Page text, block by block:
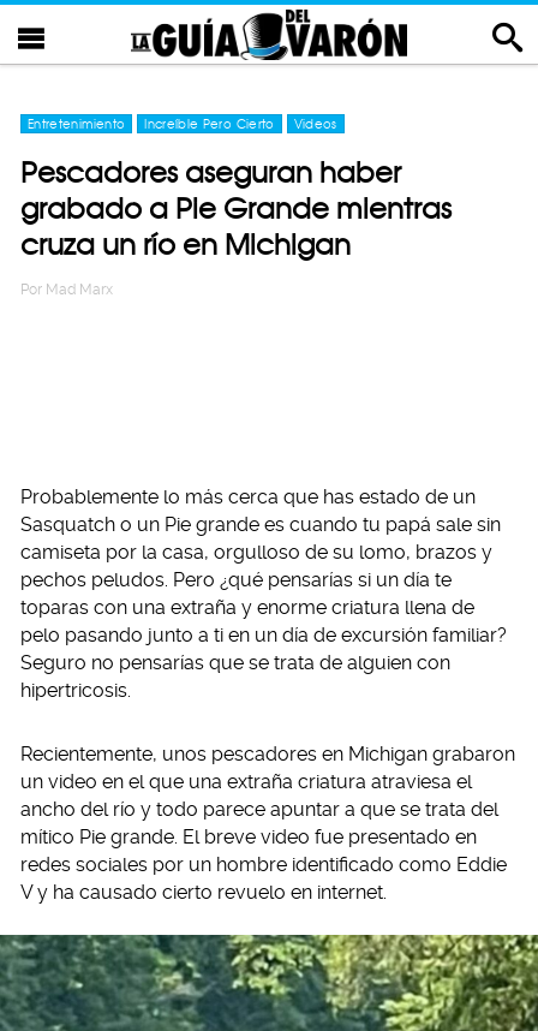
Entretenimiento Increíble Pero Cierto Videos
Pescadores aseguran haber
grabado a Pie Grande mientras
cruza un río en Michigan
Por Mad Marx
Probablemente lo más cerca que has estado de un
Sasquatch o un Pie grande es cuando tu papá sale sin
camiseta por la casa, orgulloso de su lomo, brazos y
pechos peludos. Pero ¿qué pensarías si un día te
toparas con una extraña y enorme criatura llena de
pelo pasando junto a ti en un día de excursión familiar?
Seguro no pensarías que se trata de alguien con
hipertricosis.
Recientemente, unos pescadores en Michigan grabaron
un video en el que una extraña criatura atraviesa el
ancho del río y todo parece apuntar a que se trata del
mítico Pie grande. El breve video fue presentado en
redes sociales por un hombre identificado como Eddie
V y ha causado cierto revuelo en internet.